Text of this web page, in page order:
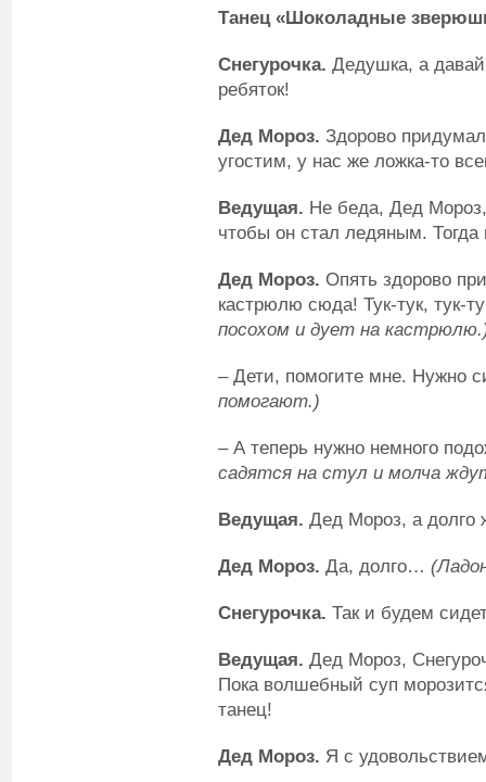
Танец «Шоколадные
Снегурочка. Дедушка, а
ребяток!
Дед Мороз. Здорово
угостим, у нас же ложка-то
Ведущая. Не беда, Дед
чтобы он стал ледяным.
Дед Мороз. Опять здорово
кастрюлю сюда! Тук-тук, тук-
посохом и дует на
– Дети, помогите мне. Нужно
помогают.)
– А теперь нужно немного
садятся на стул и молча
Ведущая. Дед Мороз, а долго
Дед Мороз. Да, долго…
Снегурочка. Так и будем
Ведущая. Дед Мороз,
Пока волшебный суп
танец!
Дед Мороз. Я с